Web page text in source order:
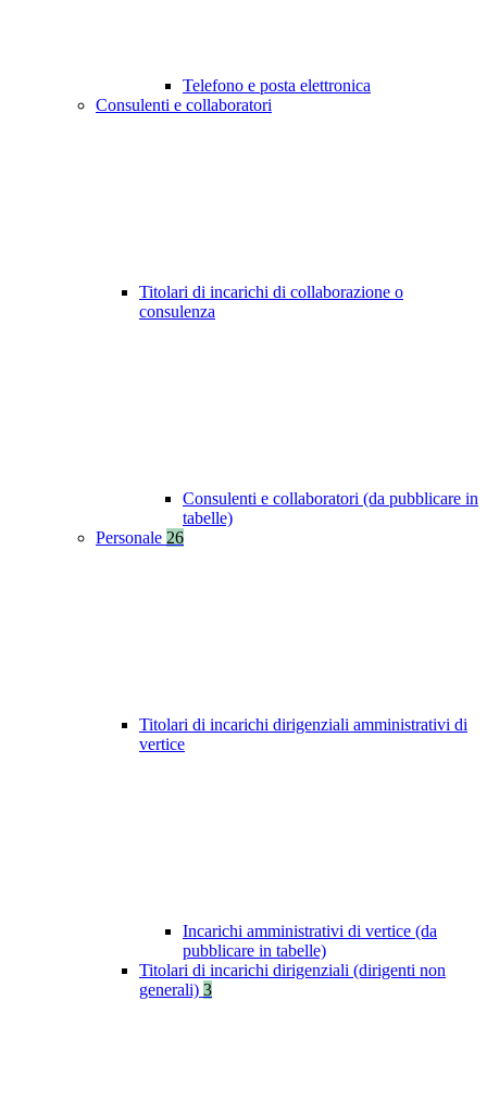
Telefono e posta elettronica
Consulenti e collaboratori
Titolari di incarichi di collaborazione o
consulenza
Consulenti e collaboratori (da pubblicare in
tabelle)
Personale 26
Titolari di incarichi dirigenziali amministrativi di
vertice
Incarichi amministrativi di vertice (da
pubblicare in tabelle)
Titolari di incarichi dirigenziali (dirigenti non
generali) 3